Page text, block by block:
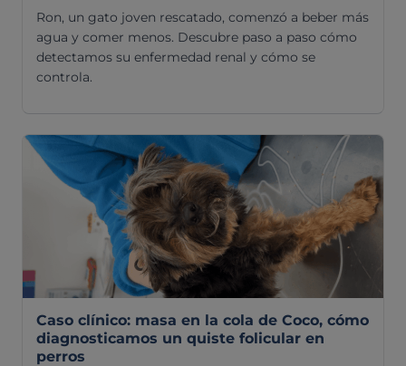
Ron, un gato joven rescatado, comenzó a beber más
agua y comer menos. Descubre paso a paso cómo
detectamos su enfermedad renal y cómo se
controla.
Caso clínico: masa en la cola de Coco, cómo
diagnosticamos un quiste folicular en
perros